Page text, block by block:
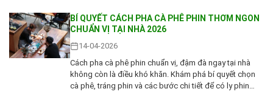
BÍ QUYẾT CÁCH PHA CÀ PHÊ PHIN THƠM NGON
CHUẨN VỊ TẠI NHÀ 2026
14-04-2026
Cách pha cà phê phin chuẩn vị, đậm đà ngay tại nhà
không còn là điều khó khăn. Khám phá bí quyết chọn
cà phê, tráng phin và các bước chi tiết để có ly phin